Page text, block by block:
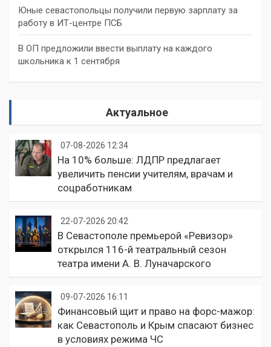
Юные севастопольцы получили первую зарплату за
работу в ИТ-центре ПСБ
В ОП предложили ввести выплату на каждого
школьника к 1 сентября
Актуальное
07-08-2026 12:34
На 10% больше: ЛДПР предлагает
увеличить пенсии учителям, врачам и
соцработникам
22-07-2026 20:42
В Севастополе премьерой «Ревизор»
открылся 116-й театральный сезон
театра имени А. В. Луначарского
09-07-2026 16:11
Финансовый щит и право на форс-мажор:
как Севастополь и Крым спасают бизнес
в условиях режима ЧС